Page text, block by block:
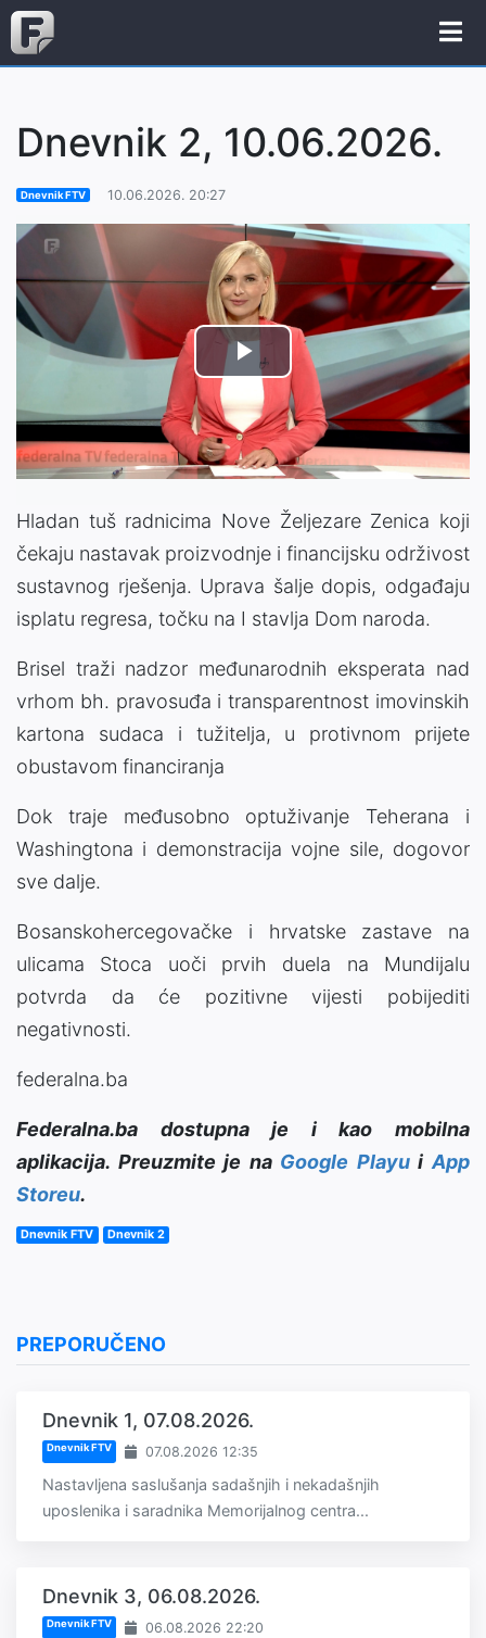
Dnevnik 2, 10.06.2026.
Dnevnik FTV 10.06.2026. 20:27
Play
Video
Hladan tuš radnicima Nove Željezare Zenica koji
čekaju nastavak proizvodnje i financijsku održivost
sustavnog rješenja. Uprava šalje dopis, odgađaju
isplatu regresa, točku na I stavlja Dom naroda.
Brisel traži nadzor međunarodnih eksperata nad
vrhom bh. pravosuđa i transparentnost imovinskih
kartona sudaca i tužitelja, u protivnom prijete
obustavom financiranja
Dok traje međusobno optuživanje Teherana i
Washingtona i demonstracija vojne sile, dogovor
sve dalje.
Bosanskohercegovačke i hrvatske zastave na
ulicama Stoca uoči prvih duela na Mundijalu
potvrda da će pozitivne vijesti pobijediti
negativnosti.
federalna.ba
Federalna.ba dostupna je i kao mobilna
aplikacija. Preuzmite je na Google PlayuiApp
Storeu.
Dnevnik FTV Dnevnik 2
PREPORUČENO
Dnevnik 1, 07.08.2026.
Dnevnik FTV 07.08.2026 12:35
Nastavljena saslušanja sadašnjih i nekadašnjih
uposlenika i saradnika Memorijalnog centra...
Dnevnik 3, 06.08.2026.
Dnevnik FTV 06.08.2026 22:20